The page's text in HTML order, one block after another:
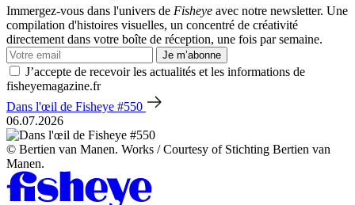
Immergez-vous dans l'univers de Fisheye avec notre newsletter. Une
compilation d'histoires visuelles, un concentré de créativité
directement dans votre boîte de réception, une fois par semaine.
Je m’abonne
J’accepte de recevoir les actualités et les informations de
fisheyemagazine.fr
Dans l'œil de Fisheye #550
06.07.2026
© Bertien van Manen. Works / Courtesy of Stichting Bertien van
Manen.